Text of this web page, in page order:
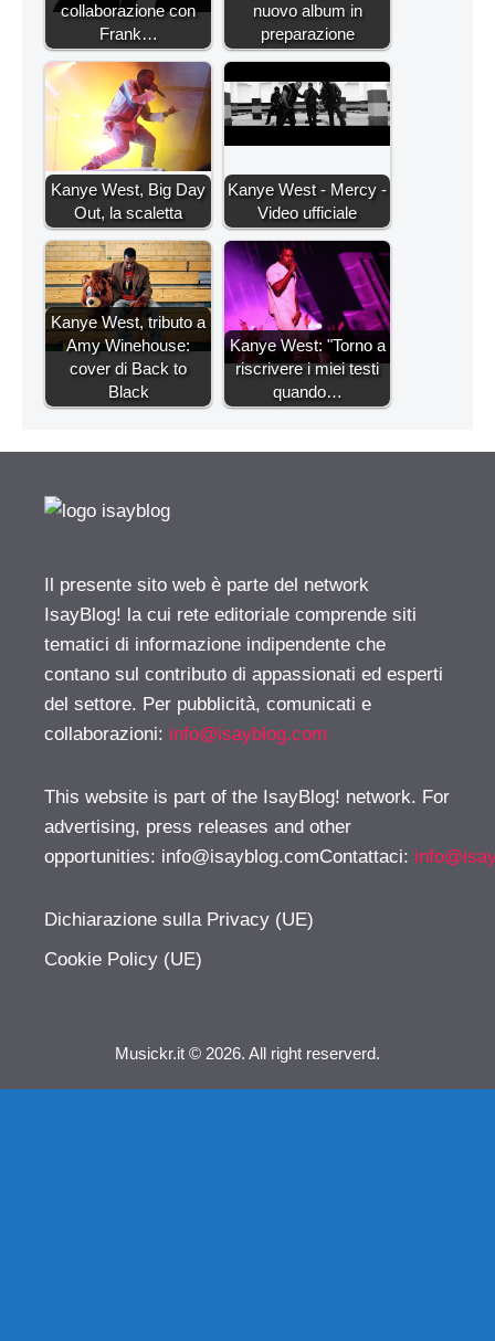
collaborazione con
Frank…
nuovo album in
preparazione
Kanye West, Big Day
Out, la scaletta
Kanye West - Mercy -
Video ufficiale
Kanye West, tributo a
Amy Winehouse:
cover di Back to
Black
Kanye West: "Torno a
riscrivere i miei testi
quando…
Il presente sito web è parte del network
IsayBlog! la cui rete editoriale comprende siti
tematici di informazione indipendente che
contano sul contributo di appassionati ed esperti
del settore. Per pubblicità, comunicati e
collaborazioni: info@isayblog.com
This website is part of the IsayBlog! network. For
advertising, press releases and other
opportunities: info@isayblog.comContattaci:
Dichiarazione sulla Privacy (UE)
Cookie Policy (UE)
Musickr.it © 2026. All right reserverd.